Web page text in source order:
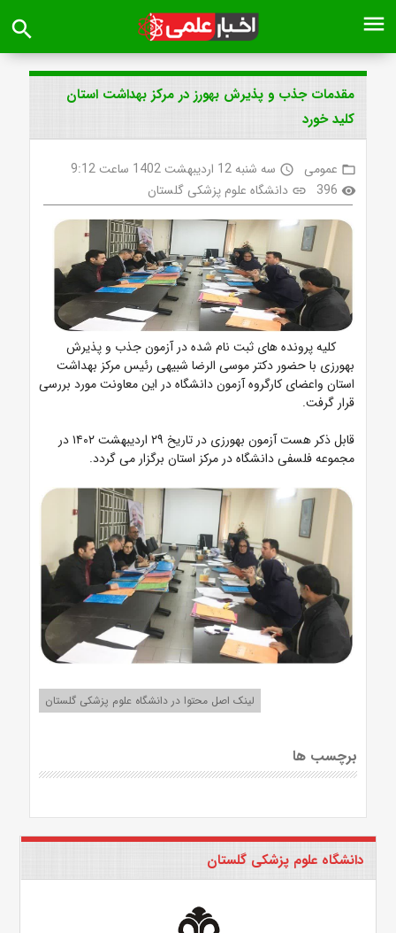
menu
search
مقدمات جذب و پذیرش بهورز در مرکز بهداشت استان
کلید خورد
folder_open عمومی access_time سه شنبه 12 اردیبهشت 1402 ساعت 9:12
visibility
396
link دانشگاه علوم پزشکی گلستان
کلیه پرونده های ثبت نام شده در آزمون جذب و پذیرش
بهورزی با حضور دکتر موسی الرضا شبیهی رئیس مرکز بهداشت
استان واعضای کارگروه آزمون دانشگاه در این معاونت مورد بررسی
قرار گرفت.
قابل ذکر هست آزمون بهورزی در تاریخ ۲۹ اردیبهشت ۱۴۰۲ در
مجموعه فلسفی دانشگاه در مرکز استان برگزار می گردد.
لینک اصل محتوا در دانشگاه علوم پزشکی گلستان
برچسب ها
دانشگاه علوم پزشکی گلستان